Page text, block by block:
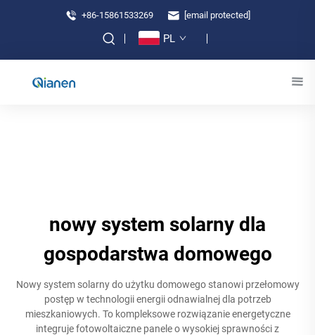
+86-15861533269 [email protected]
PL
nowy system solarny dla
gospodarstwa domowego
Nowy system solarny do użytku domowego stanowi przełomowy
postęp w technologii energii odnawialnej dla potrzeb
mieszkaniowych. To kompleksowe rozwiązanie energetyczne
integruje fotowoltaiczne panele o wysokiej sprawności z